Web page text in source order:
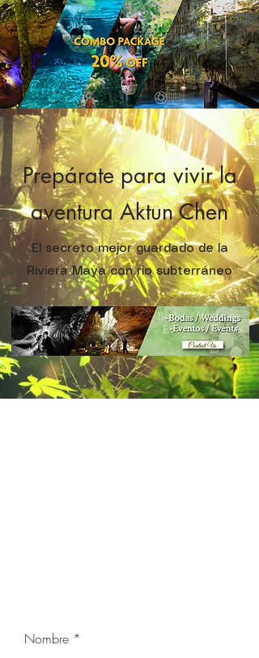
Prepáratepara vivir la
aventura Aktun Chen
El secreto mejor guardado de la
Riviera Maya con rio subterráneo
Nombre